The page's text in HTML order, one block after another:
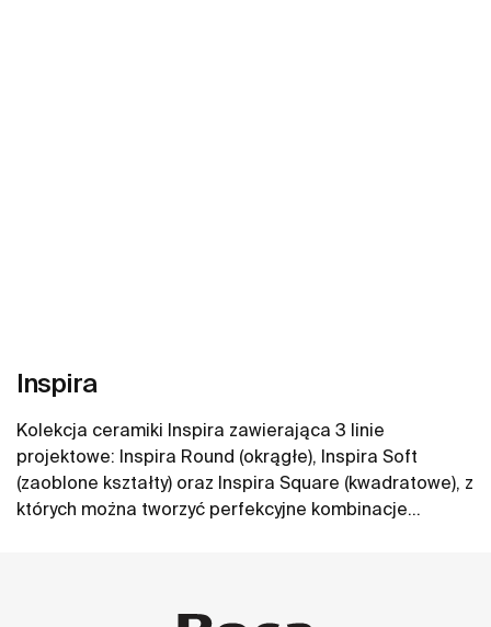
Inspira
Kolekcja ceramiki Inspira zawierająca 3 linie
projektowe: Inspira Round (okrągłe), Inspira Soft
(zaoblone kształty) oraz Inspira Square (kwadratowe), z
których można tworzyć perfekcyjne kombinacje